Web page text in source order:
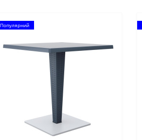
Популярний